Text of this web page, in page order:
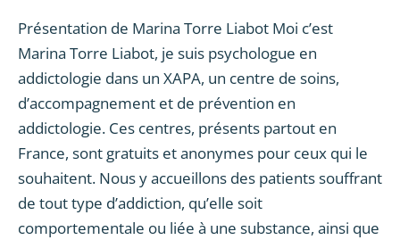
Présentation de Marina Torre Liabot Moi c’est
Marina Torre Liabot, je suis psychologue en
addictologie dans un XAPA, un centre de soins,
d’accompagnement et de prévention en
addictologie. Ces centres, présents partout en
France, sont gratuits et anonymes pour ceux qui le
souhaitent. Nous y accueillons des patients souffrant
de tout type d’addiction, qu’elle soit
comportementale ou liée à une substance, ainsi que